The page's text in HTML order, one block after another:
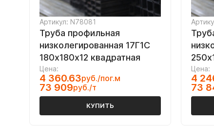
Артикул: N78081
Труба профильная
низколегированная 17Г1С
180х180х12 квадратная
Цена:
4 360.63руб./пог.м
73 909руб./т
КУПИТЬ
Цена:
4
73